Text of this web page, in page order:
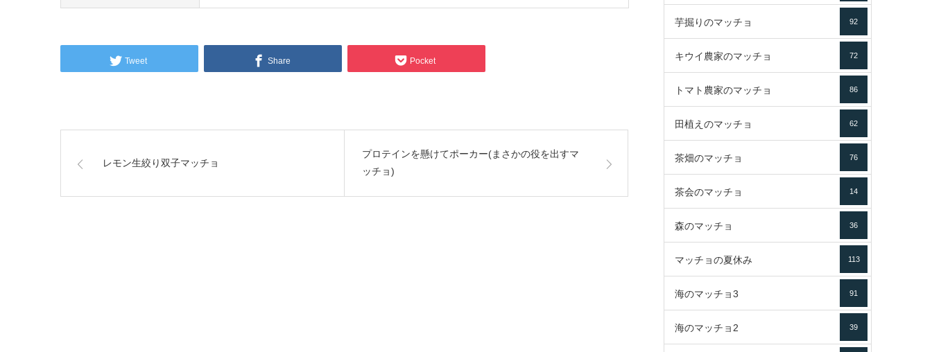
Tweet Share Pocket
レモン生絞り双子マッチョ
プロテインを懸けてポーカー(まさかの役を出すマ
ッチョ)
芋掘りのマッチョ 92
キウイ農家のマッチョ 72
トマト農家のマッチョ 86
田植えのマッチョ 62
茶畑のマッチョ 76
茶会のマッチョ 14
森のマッチョ 36
マッチョの夏休み 113
海のマッチョ3 91
海のマッチョ2 39